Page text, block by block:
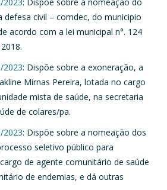
defesa civil – comdec, do municipio
acordo com a lei municipal n°. 124
2023: Dispõe sobre a exoneração, a
Mirnas Pereira, lotada no cargo
mista de saúde, na secretaria
de colares/pa.
2023: Dispõe sobre a nomeação dos
seletivo público para
de agente comunitário de saúde
de endemias, e dá outras